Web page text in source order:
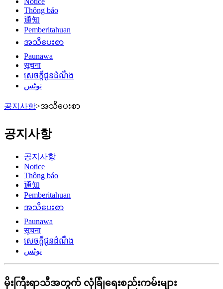
Thông báo
通知
Pemberitahuan
အသိပေးစာ
Paunawa
सूचना
សេចក្តីជូនដំណឹង
نوٹس
공지사항>အသိပေးစာ
공지사항
공지사항
Notice
Thông báo
通知
Pemberitahuan
အသိပေးစာ
Paunawa
सूचना
សេចក្តីជូនដំណឹង
نوٹس
မိုးကြီးရာသီအတွက် လုံခြုံရေးစည်းကမ်းများ